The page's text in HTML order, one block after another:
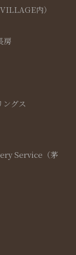
内）
房
グス
Service（茅